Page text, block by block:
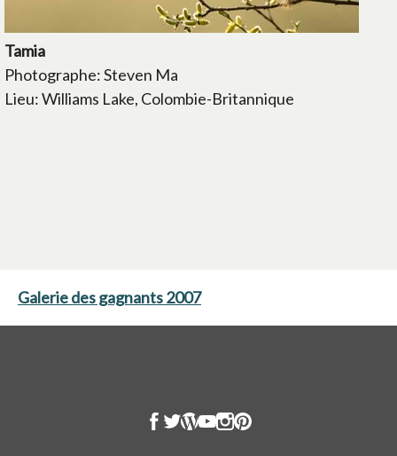
Tamia
Photographe: Steven Ma
Lieu: Williams Lake, Colombie-Britannique
Galerie des gagnants 2007